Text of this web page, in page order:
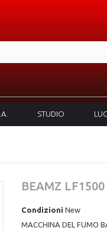
STUDIO
BEAMZ LF1500
Condizioni New
MACCHINA DEL FUMO